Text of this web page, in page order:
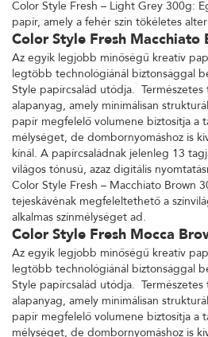
Color Style Fresh – Light Grey 300g:
papír, amely a fehér szín tökéletes
Color Style Fresh Macchiato
Az egyik legjobb minőségű kreatív
legtöbb technológiánál biztonsággal
Style papírcsalád utódja. Természetes
alapanyag, amely minimálisan
papír megfelelő volumene biztosítja a
mélységet, de dombornyomáshoz is
kínál. A papírcsaládnak jelenleg 13
világos tónusú, azaz digitális
Color Style Fresh – Macchiato Brown
tejeskávénak megfeleltethető a
alkalmas színmélységet ad.
Color Style Fresh Mocca
Az egyik legjobb minőségű kreatív
legtöbb technológiánál biztonsággal
Style papírcsalád utódja. Természetes
alapanyag, amely minimálisan
papír megfelelő volumene biztosítja a
mélységet, de dombornyomáshoz is